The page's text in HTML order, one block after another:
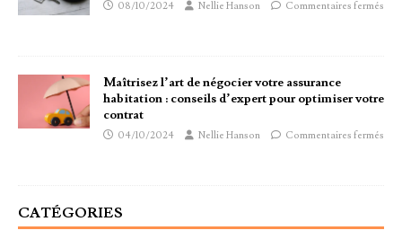
08/10/2024 Nellie Hanson Commentaires fermés
Maîtrisez l’art de négocier votre assurance
habitation : conseils d’expert pour optimiser votre
contrat
04/10/2024 Nellie Hanson Commentaires fermés
CATÉGORIES